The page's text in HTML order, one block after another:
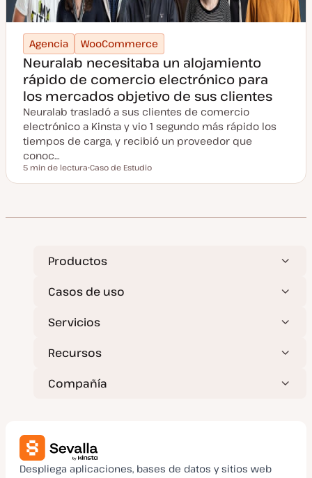
Agencia WooCommerce
Neuralab necesitaba un alojamiento
rápido de comercio electrónico para
los mercados objetivo de sus clientes
Neuralab trasladó a sus clientes de comercio
electrónico a Kinsta y vio 1 segundo más rápido los
tiempos de carga, y recibió un proveedor que
conoc…
Tiempo de lectura
5 min de lectura
i
t
Caso de Estudio
Productos
Casos de uso
Servicios
Recursos
Compañía
Despliega aplicaciones, bases de datos y sitios web